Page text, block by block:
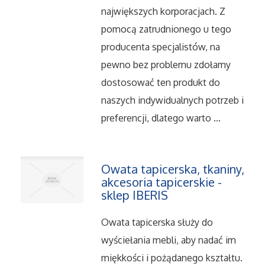
Opieka
Inne Usługi
Noclegi
Hotele i Noclegi
Wypoczynek
Dietetyka, Odchudzanie
największych korporacjach. Z
pomocą zatrudnionego u tego
producenta specjalistów, na
pewno bez problemu zdołamy
dostosować ten produkt do
naszych indywidualnych potrzeb i
preferencji, dlatego warto ...
Owata tapicerska, tkaniny,
akcesoria tapicerskie -
sklep IBERIS
Owata tapicerska służy do
wyściełania mebli, aby nadać im
miękkości i pożądanego kształtu.